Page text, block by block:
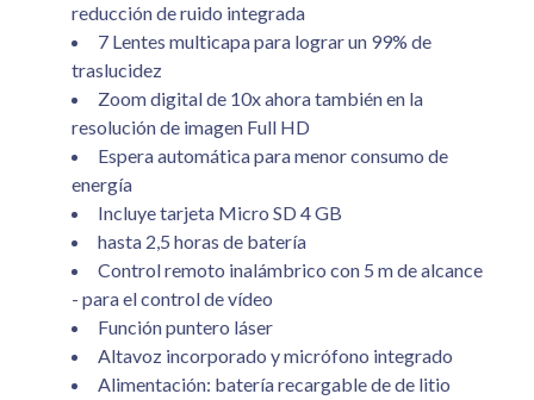
reducción de ruido integrada
7 Lentes multicapa para lograr un 99% de
traslucidez
Zoomdigital de 10xahoratambiénen la
resoluciónde imagen Full HD
Espera automáticaparamenor consumo de
energía
Incluyetarjeta Micro SD 4 GB
hasta 2,5 horas de batería
Control remoto inalámbrico con 5 m de alcance
- para el controldevídeo
Funciónpuntero láser
Altavoz incorporado y micrófono integrado
Alimentación: batería recargablede de litio